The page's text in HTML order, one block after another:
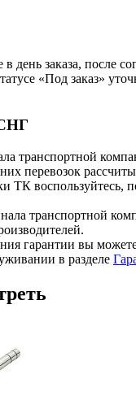
день заказа, после
«Под заказ»
транспортной
перевозок
ТК
транспортной
гарантии вы
в разделе